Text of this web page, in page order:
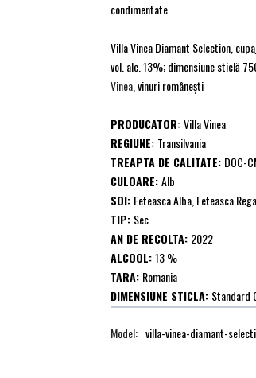
condimentate.
Villa Vinea Diamant Selection,
vol. alc. 13%; dimensiune sticlă
Vinea , vinuri româneşti
PRODUCATOR:Villa Vinea
REGIUNE: Transilvania
TREAPTA DE CALITATE: DOC-
CULOARE:Alb
SOI: Feteasca Alba, Feteasca
TIP: Sec
AN DE RECOLTA: 2022
ALCOOL:13 %
TARA: Romania
DIMENSIUNE STICLA: Standard
Model: villa-vinea-diamant-